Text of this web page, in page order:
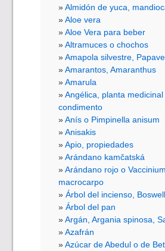
Almidón de yuca,
Aloe vera
Aloe Vera para beber
Altramuces o chochos
Amapola silvestre,
Amarantos, Amaranthus
Amarula
Angélica, planta medicinal
condimento
Anís o Pimpinella anisum
Anisakis
Apio, propiedades
Arándano kamčatská
Arándano rojo o Vaccinium
macrocarpo
Árbol del incienso,
Árbol del pan
Argán, Argania spinosa,
Azafrán
Azúcar de Abedul o de